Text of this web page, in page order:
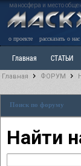
маносфера и место
о проекте рассказать о нас
Главная СТАТЬИ
РАЗДЕЛ: Разное
Главная ФОРУМ
Поиск по форуму
Найти